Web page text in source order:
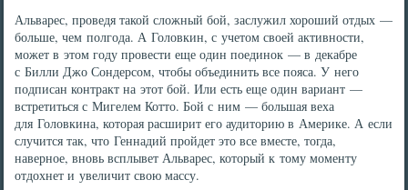
Альварес, проведя такой сложный бой, заслужил хороший отдых —
больше, чем полгода. А Головкин, с учетом своей активности,
может в этом году провести еще один поединок — в декабре
с Билли Джо Сондерсом, чтобы объединить все пояса. У него
подписан контракт на этот бой. Или есть еще один вариант —
встретиться с Мигелем Котто. Бой с ним — большая веха
для Головкина, которая расширит его аудиторию в Америке. А если
случится так, что Геннадий пройдет это все вместе, тогда,
наверное, вновь всплывет Альварес, который к тому моменту
отдохнет и увеличит свою массу.